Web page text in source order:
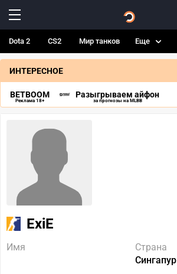
Dota 2 CS2 Мир танков Еще
ИНТЕРЕСНОЕ
BETBOOM
Реклама 18+
Разыгрываем айфон
за прогнозы на MLBB
ExiE
Имя
Страна
Сингапур